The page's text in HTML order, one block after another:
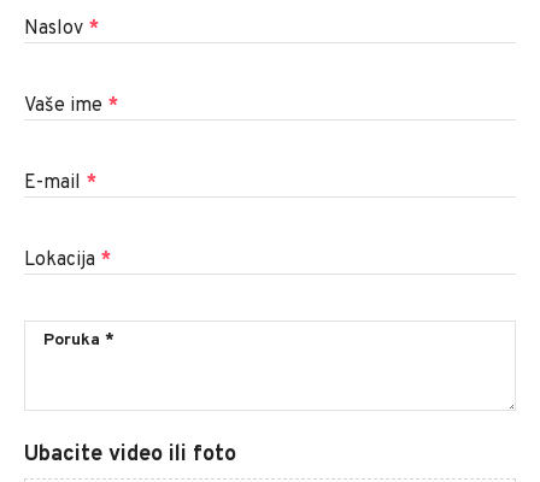
Naslov *
Vaše ime *
E-mail *
Lokacija *
Ubacite video ili foto